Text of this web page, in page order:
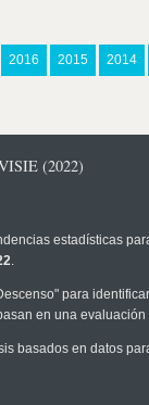
2016 2015 2014
(2022)
estadísticas
.
para
en una
basados en datos